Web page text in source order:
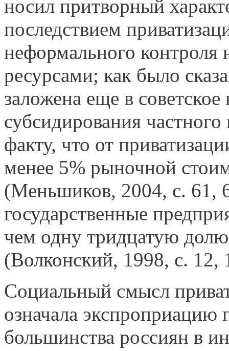
носил притворный
последствием
неформального контроля
ресурсами; как было
заложена еще в
субсидирования
факту, что от
менее 5% рыночной
(Меньшиков, 2004, с. 61,
государственные
чем одну тридцатую
(Волконский, 1998, с. 12,
Социальный смысл
означала экспроприацию
большинства россиян в